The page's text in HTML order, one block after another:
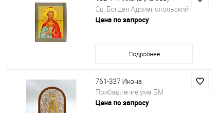
Св. Богдан Адрианопольский
Цена по запросу
Подробнее
761-337 Икона
Прибавление ума БМ
Цена по запросу